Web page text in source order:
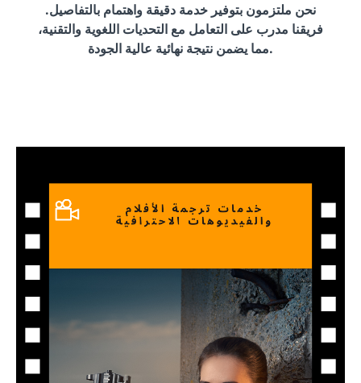
نحن ملتزمون بتوفير خدمة دقيقة واهتمام بالتفاصيل.
فريقنا مدرب على التعامل مع التحديات اللغوية والتقنية،
مما يضمن نتيجة نهائية عالية الجودة.